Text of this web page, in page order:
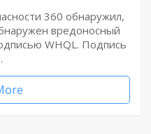
360 обнаружил,
вредоносный
WHQL. Подпись